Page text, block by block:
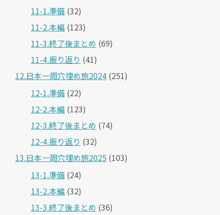
11-1.準備 (32)
11-2.本編 (123)
11-3.終了後まとめ (69)
11-4.振り返り (41)
12.日本一周穴埋め旅2024 (251)
12-1.準備 (22)
12-2.本編 (123)
12-3.終了後まとめ (74)
12-4.振り返り (32)
13.日本一周穴埋め旅2025 (103)
13-1.準備 (24)
13-2.本編 (32)
13-3.終了後まとめ (36)